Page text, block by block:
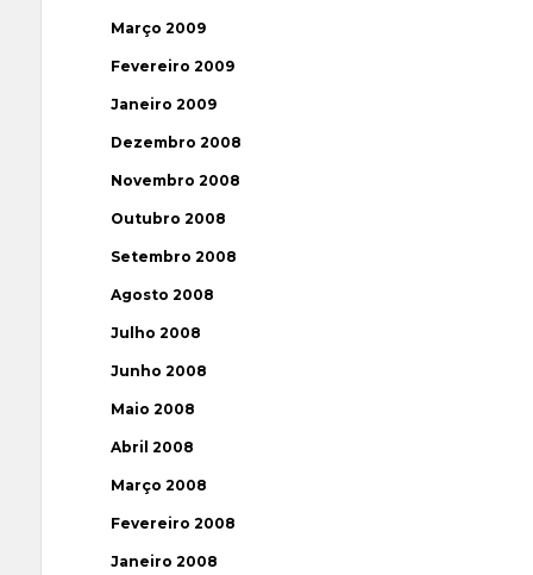
Março 2009
Fevereiro 2009
Janeiro 2009
Dezembro 2008
Novembro 2008
Outubro 2008
Setembro 2008
Agosto 2008
Julho 2008
Junho 2008
Maio 2008
Abril 2008
Março 2008
Fevereiro 2008
Janeiro 2008